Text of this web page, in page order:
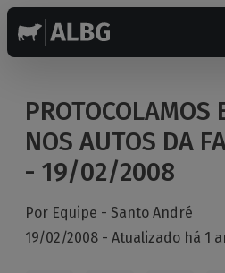
PROTOCOLAMOS
NOS AUTOS DA
- 19/02/2008
Por Equipe - Santo André
19/02/2008 - Atualizado há 1